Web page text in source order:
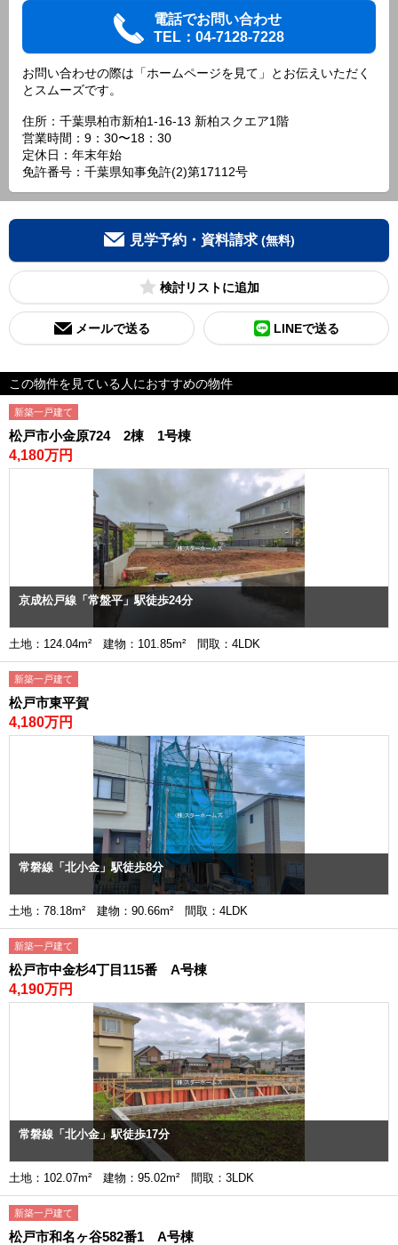
電話でお問い合わせ
TEL：04-7128-7228
お問い合わせの際は「ホームページを見て」とお伝えいただく
とスムーズです。
住所：千葉県柏市新柏1-16-13 新柏スクエア1階
営業時間：9：30〜18：30
定休日：年末年始
免許番号：千葉県知事免許(2)第17112号
見学予約・資料請求 (無料)
検討リスト
メールで送る LINEで送る
この物件を見ている人におすすめの物件
新築一戸建て
松戸市小金原724 2棟 1号棟
4,180万円
京成松戸線「常盤平」駅徒歩24分
土地：124.04m² 建物：101.85m² 間取：4LDK
新築一戸建て
松戸市東平賀
4,180万円
常磐線「北小金」駅徒歩8分
土地：78.18m² 建物：90.66m² 間取：4LDK
新築一戸建て
松戸市中金杉4丁目115番 A号棟
4,190万円
常磐線「北小金」駅徒歩17分
土地：102.07m² 建物：95.02m² 間取：3LDK
新築一戸建て
松戸市和名ヶ谷582番1 A号棟